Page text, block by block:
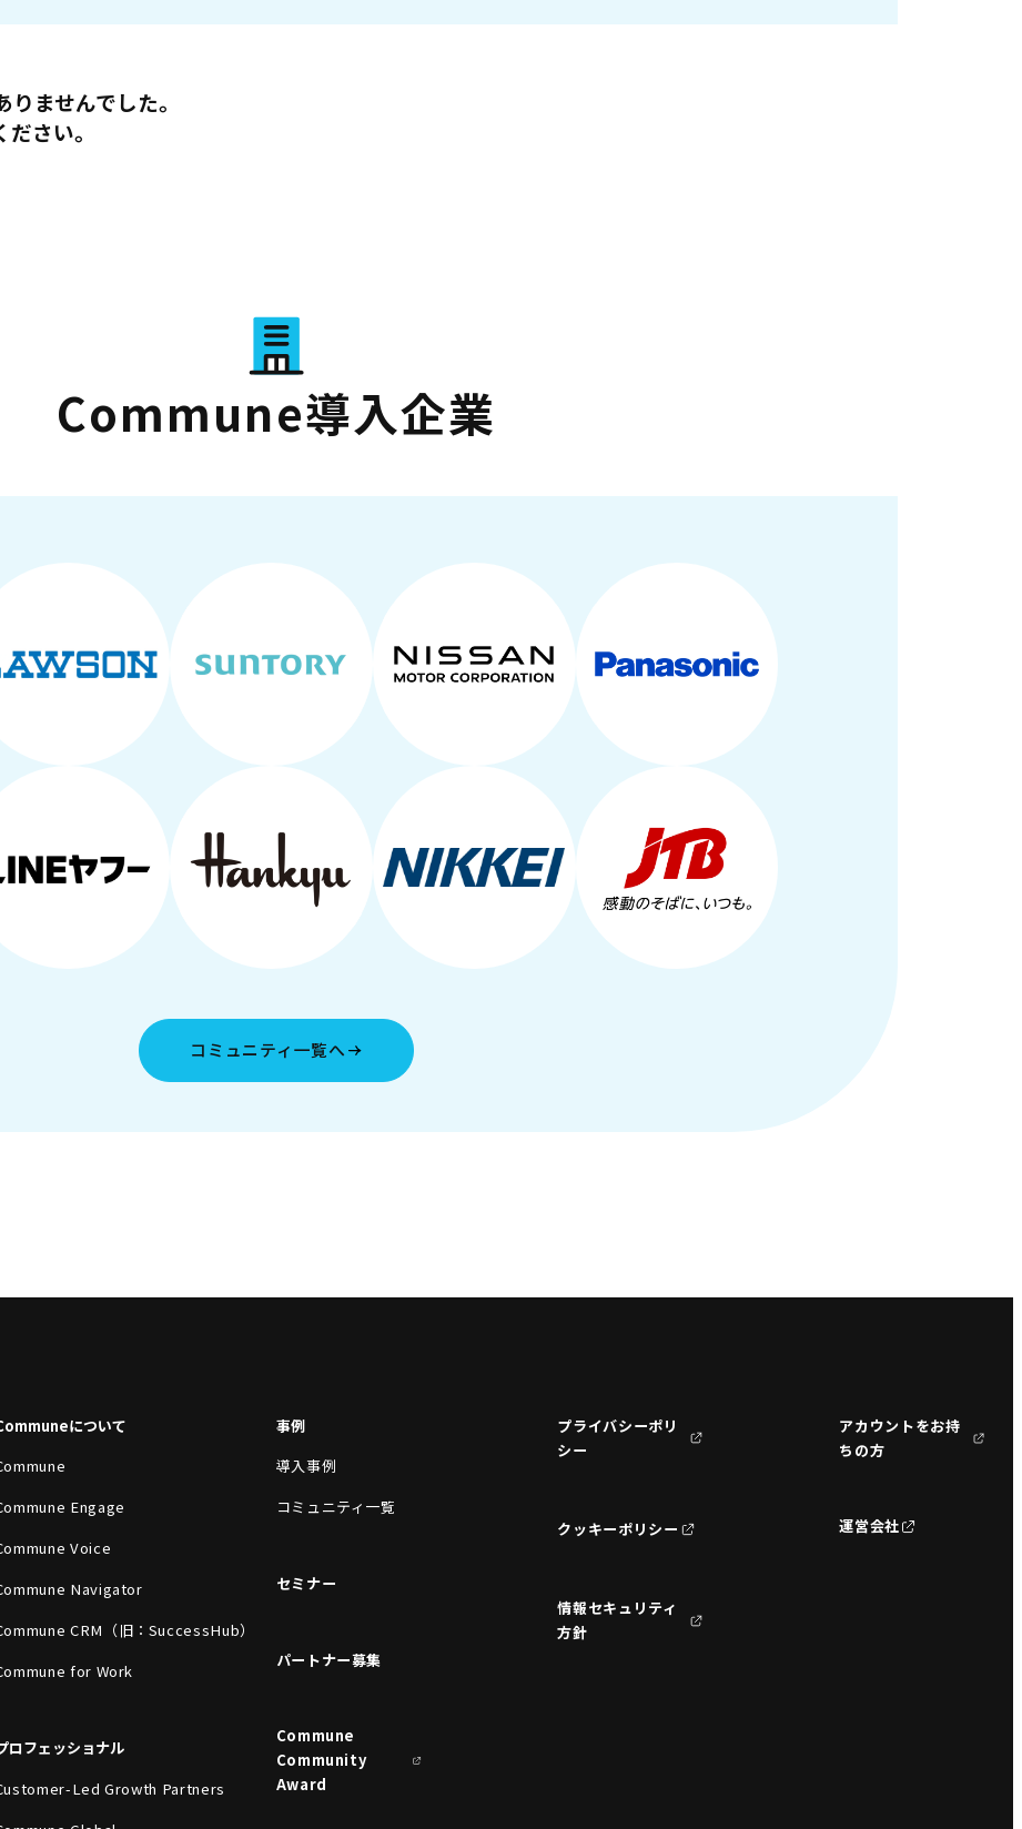
ませんでした。
さい。
Commune導入企業
コミュニティ一覧へ
について
Engage
Voice
Navigator
CRM（旧：SuccessHub）
for Work
ロフェッショナル
Led Growth Partners
事例
導入事例
コミュニティ一覧
セミナー
パートナー募集
Commune
Community
Award
プライバシーポリ
シー
クッキーポリシー
情報セキュリティ
方針
アカウントをお持
ちの方
運営会社